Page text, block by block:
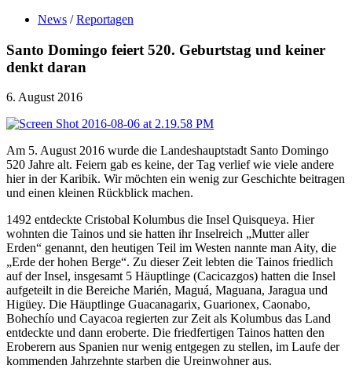
News / Reportagen
Santo Domingo feiert 520. Geburtstag und keiner
denkt daran
6. August 2016
Am 5. August 2016 wurde die Landeshauptstadt Santo Domingo
520 Jahre alt. Feiern gab es keine, der Tag verlief wie viele andere
hier in der Karibik. Wir möchten ein wenig zur Geschichte beitragen
und einen kleinen Rückblick machen.
1492 entdeckte Cristobal Kolumbus die Insel Quisqueya. Hier
wohnten die Tainos und sie hatten ihr Inselreich „Mutter aller
Erden“ genannt, den heutigen Teil im Westen nannte man Aity, die
„Erde der hohen Berge“. Zu dieser Zeit lebten die Tainos friedlich
auf der Insel, insgesamt 5 Häuptlinge (Cacicazgos) hatten die Insel
aufgeteilt in die Bereiche Marién, Maguá, Maguana, Jaragua und
Higüey. Die Häuptlinge Guacanagarix, Guarionex, Caonabo,
Bohechío und Cayacoa regierten zur Zeit als Kolumbus das Land
entdeckte und dann eroberte. Die friedfertigen Tainos hatten den
Eroberern aus Spanien nur wenig entgegen zu stellen, im Laufe der
kommenden Jahrzehnte starben die Ureinwohner aus.